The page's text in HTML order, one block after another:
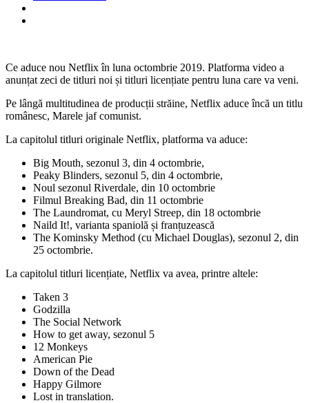
Ce aduce nou Netflix în luna octombrie 2019. Platforma video a
anunțat zeci de titluri noi și titluri licențiate pentru luna care va veni.
Pe lângă multitudinea de producții străine, Netflix aduce încă un titlu
românesc, Marele jaf comunist.
La capitolul titluri originale Netflix, platforma va aduce:
Big Mouth, sezonul 3, din 4 octombrie,
Peaky Blinders, sezonul 5, din 4 octombrie,
Noul sezonul Riverdale, din 10 octombrie
Filmul Breaking Bad, din 11 octombrie
The Laundromat, cu Meryl Streep, din 18 octombrie
Naild It!, varianta spaniolă și franțuzească
The Kominsky Method (cu Michael Douglas), sezonul 2, din
25 octombrie.
La capitolul titluri licențiate, Netflix va avea, printre altele:
Taken 3
Godzilla
The Social Network
How to get away, sezonul 5
12 Monkeys
American Pie
Down of the Dead
Happy Gilmore
Lost in translation.